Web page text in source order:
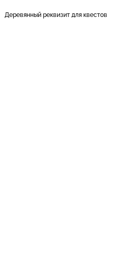
Деревянный реквизит для квестов и